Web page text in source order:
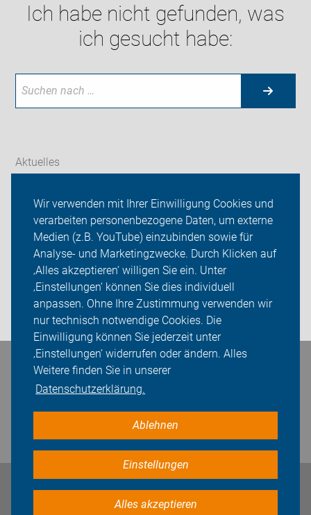
Wir verwenden mit Ihrer Einwilligung Cookies und
verarbeiten personenbezogene Daten, um externe
Medien (z.B. YouTube) einzubinden sowie für
Analyse- und Marketingzwecke. Durch Klicken auf
‚Alles akzeptieren‘ willigen Sie ein. Unter
‚Einstellungen‘ können Sie dies individuell
anpassen. Ohne Ihre Zustimmung verwenden wir
nur technisch notwendige Cookies. Die
Einwilligung können Sie jederzeit unter
‚Einstellungen‘ widerrufen oder ändern. Alles
Weitere finden Sie in unserer
Datenschutzerklärung.
Ablehnen
Einstellungen
Alles akzeptieren
Ich habe nicht gefunden, was
ich gesucht habe:
Aktuelles
Radtouren
ADFC Vechta
Sei dabei
Login
Bleiben Sie in Kontakt